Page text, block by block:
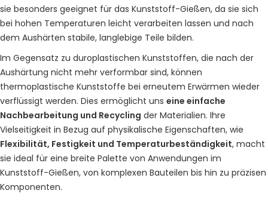
sie besonders geeignet für das Kunststoff-Gießen, da sie sich
bei hohen Temperaturen leicht verarbeiten lassen und nach
dem Aushärten stabile, langlebige Teile bilden.
Im Gegensatz zu duroplastischen Kunststoffen, die nach der
Aushärtung nicht mehr verformbar sind, können
thermoplastische Kunststoffe bei erneutem Erwärmen wieder
verflüssigt werden. Dies ermöglicht uns eine einfache
Nachbearbeitung und Recycling der Materialien. Ihre
Vielseitigkeit in Bezug auf physikalische Eigenschaften, wie
Flexibilität, Festigkeit und Temperaturbeständigkeit, macht
sie ideal für eine breite Palette von Anwendungen im
Kunststoff-Gießen, von komplexen Bauteilen bis hin zu präzisen
Komponenten.